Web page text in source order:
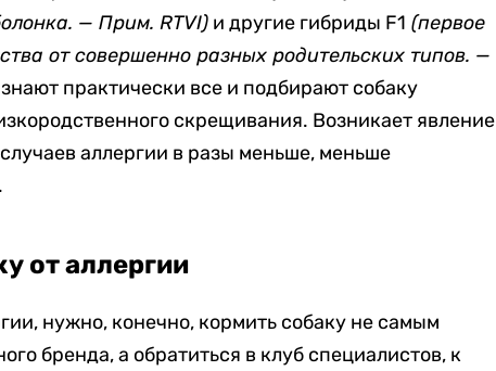
— Прим. RTVI) и другие гибриды F1 (первое
от совершенно разных родительских типов. —
знают практически все и подбирают собаку
скрещивания. Возникает явление
аллергии в разы меньше, меньше
от аллергии
нужно, конечно, кормить собаку не самым
бренда, а обратиться в клуб специалистов, к